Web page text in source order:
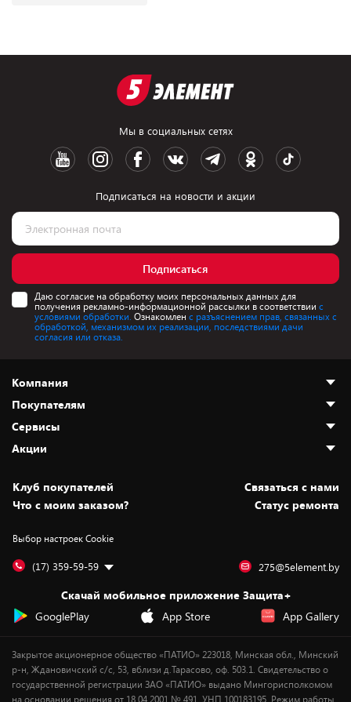
Мы в социальных сетях
Подписаться на новости и акции
Подписаться
Даю согласие на обработку моих персональных данных для
получения рекламно-информационной рассылки в соответствии с
условиями обработки. Ознакомлен с разъяснением прав, связанных с
обработкой, механизмом их реализации, последствиями дачи
согласия или отказа.
Компания
О нас
Адреса магазинов
Новости
Статьи и обзоры
Вакансии
Дай пять добру!
Покупателям
Как сделать заказ
Оплата и доставка
Безналичный расчёт
Обмен и возврат товара
Обработка персональных данных
Подарочные карты
Сервисы
Установка техники
Для игровых консолей
Для мобильных устройств
Для компьютеров
Сервисные центры
Акции
Скидки и промокоды
Белорусские товары
Бонусы
Оплата частями
Новинки
Клуб покупателей
Cвязаться с нами
Что с моим заказом?
Статус ремонта
Выбор настроек Cookie
(17) 359-59-59 275@5element.by
Скачай мобильное приложение Защита+
GooglePlay
App Store App Gallery
Закрытое акционерное общество «ПАТИО» 223018, Минская обл., Минский
р-н, Ждановичский с/с, 53, вблизи д.Тарасово, оф. 503.1. Свидетельство о
государственной регистрации ЗАО «ПАТИО» выдано Мингорисполкомом
на основании решения от 18.04.2001 № 491. УНП 100183195. Режим работы